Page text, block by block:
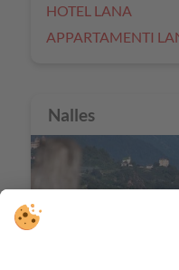
HOTEL LANA
APPARTAMENTI
Nalles